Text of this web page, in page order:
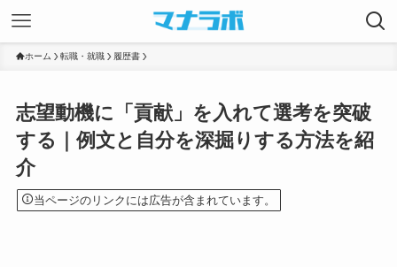
ホーム 転職・就職 履歴書
志望動機に「貢献」を入れて選考を突破
する｜例文と自分を深掘りする方法を紹
介
当ページのリンクには広告が含まれています。